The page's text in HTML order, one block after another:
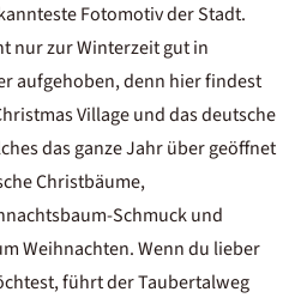
Fotomotiv der Stadt.
nur zur Winterzeit gut in
aufgehoben, denn hier findest
Village und das deutsche
das ganze Jahr über geöffnet
Christbäume,
Schmuck und
Weihnachten. Wenn du lieber
führt der Taubertalweg